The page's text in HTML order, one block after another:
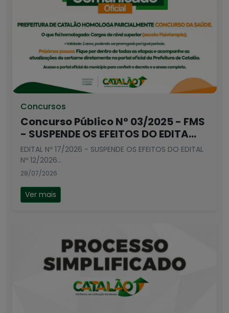
Concursos
Concurso Público Nº 03/2025 - FMS
- SUSPENDE OS EFEITOS DO EDITA...
EDITAL Nº 17/2026 - SUSPENDE OS EFEITOS DO EDITAL
Nº 12/2026...
28/07/2026
Ver mais